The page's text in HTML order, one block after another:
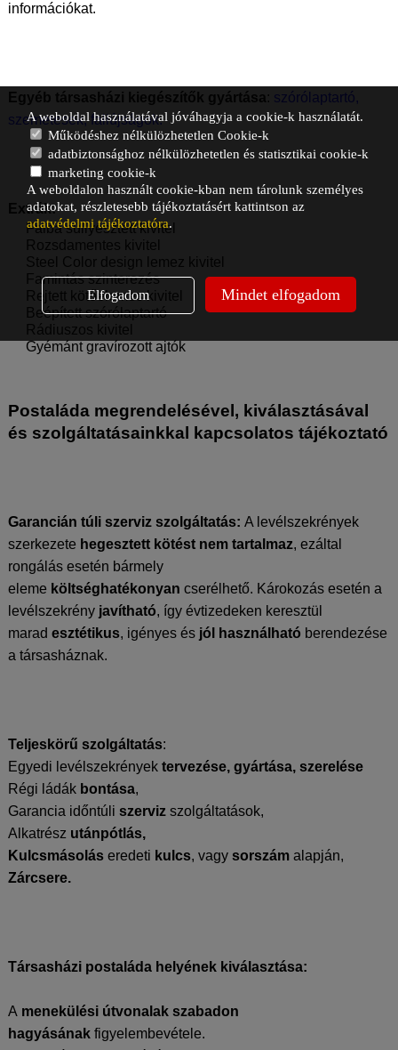
információkat.
Egyéb társasházi kiegészítők gyártása: szórólaptartó,
szemetesek, faliújságok.
Extrák:
Falba süllyesztett kivitel
Rozsdamentes kivitel
Steel Color design lemez kivitel
Famintás szinterezés
Rejtett kötőelemes kivitel
Beépített szórólaptartó
Rádiuszos kivitel
Gyémánt gravírozott ajtók
Postaláda megrendelésével, kiválasztásával
és szolgáltatásainkkal kapcsolatos tájékoztató
Garancián túli szerviz szolgáltatás: A levélszekrények
szerkezete hegesztett kötést nem tartalmaz, ezáltal
rongálás esetén bármely
eleme költséghatékonyan cserélhető. Károkozás esetén a
levélszekrény javítható, így évtizedeken keresztül
marad esztétikus, igényes ésjól használható berendezése
a társasháznak.
Teljeskörű szolgáltatás:
Egyedi levélszekrények tervezése, gyártása, szerelése
Régi ládák bontása,
Garancia időntúli szervizszolgáltatások,
Alkatrész utánpótlás,
Kulcsmásoláseredeti kulcs, vagy sorszámalapján,
Zárcsere.
Társasházi postaláda helyének kiválasztása:
A menekülési útvonalak szabadon
hagyásánakfigyelembevétele.
A weboldal használatával jóváhagyja a cookie-k használatát.
Működéshez nélkülözhetetlen Cookie-k
adatbiztonsághoz nélkülözhetetlen és statisztikai cookie-k
marketing cookie-k
A weboldalon használt cookie-kban nem tárolunk személyes
adatokat, részletesebb tájékoztatásért kattintson az
adatvédelmi tájékoztatóra.
Elfogadom Mindet elfogadom